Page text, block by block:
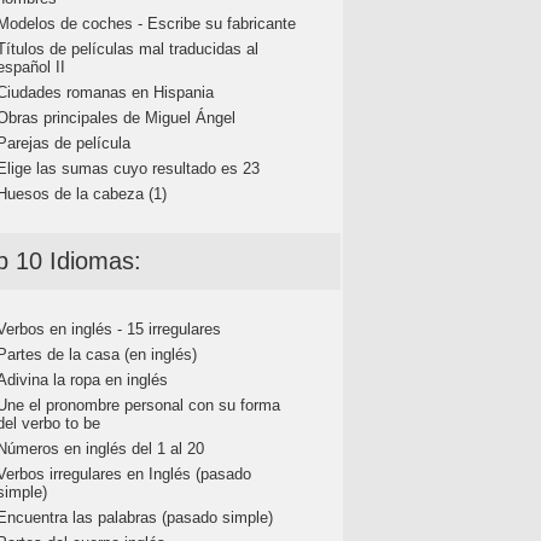
de coches - Escribe su fabricante
de películas mal traducidas al
II
romanas en Hispania
principales de Miguel Ángel
de película
las sumas cuyo resultado es 23
de la cabeza (1)
10 Idiomas:
en inglés - 15 irregulares
de la casa (en inglés)
la ropa en inglés
el pronombre personal con su forma
verbo to be
en inglés del 1 al 20
irregulares en Inglés (pasado
las palabras (pasado simple)